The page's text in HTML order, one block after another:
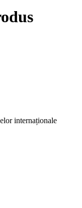
internaționale